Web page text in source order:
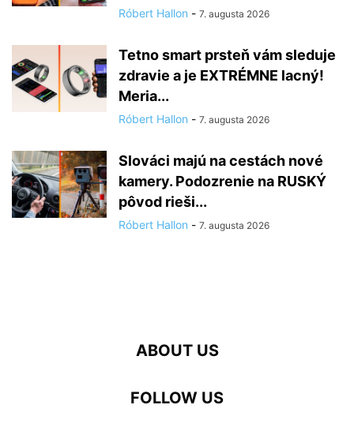
Róbert Hallon - 7. augusta 2026
Tetno smart prsteň vám sleduje
zdravie a je EXTRÉMNE lacný!
Meria...
Róbert Hallon - 7. augusta 2026
Slováci majú na cestách nové
kamery. Podozrenie na RUSKÝ
pôvod rieši...
Róbert Hallon - 7. augusta 2026
ABOUT US
FOLLOW US